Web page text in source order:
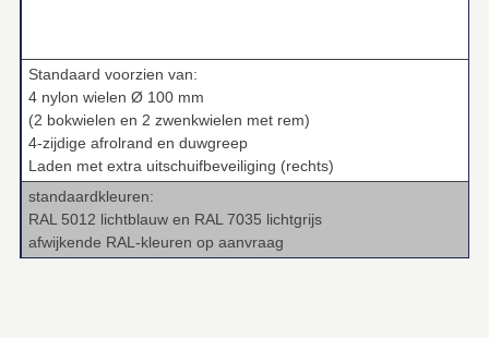
Standaard voorzien van:
4 nylon wielen Ø 100 mm
(2 bokwielen en 2 zwenkwielen met rem)
4‑zijdige afrolrand en duwgreep
Laden met extra uitschuifbeveiliging (rechts)
standaardkleuren:
RAL 5012 lichtblauw en RAL 7035 lichtgrijs
afwijkende RAL‑kleuren op aanvraag